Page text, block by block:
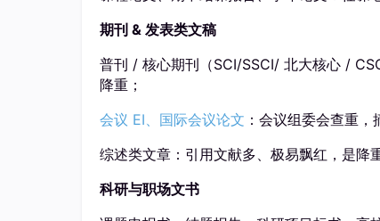
期刊 & 发表类文稿
普刊 / 核心期刊（SCI/SSCI/ 北大核心 /
降重；
会议 EI、国际会议论文 ：会议组委会查重，
综述类文章：引用文献多、极易飘红，是降
科研与职场文书